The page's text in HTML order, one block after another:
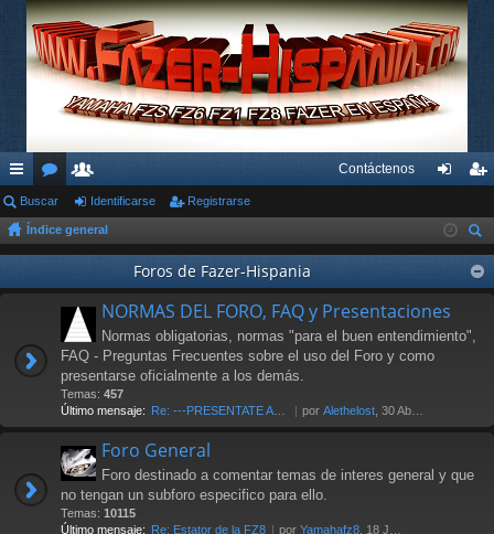
nl
ac
or
os
su
ari
Contáctenos
nti
se
ist
ra
Buscar Identificarse Registrarse
Índice general
us
car
Foros de Fazer-Hispania
NORMAS DEL FORO, FAQ y Presentaciones
Normas obligatorias, normas "para el buen entendimiento",
FAQ - Preguntas Frecuentes sobre el uso del Foro y como
presentarse oficialmente a los demás.
Temas: 457
Último mensaje: Re: ---PRESENTATE AL FORO AQU… por Alethelost , 30 Abr 2026 19:20
Foro General
Foro destinado a comentar temas de interes general y que
no tengan un subforo especifico para ello.
Temas: 10115
Último mensaje: Re: Estator de la FZ8 por Yamahafz8 , 18 Jul 2026 20:04